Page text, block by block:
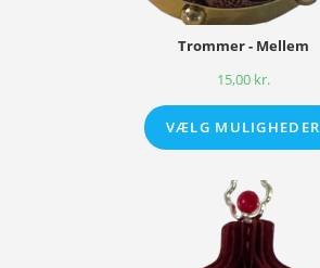
Trommer - Mellem
15,00 kr.
VÆLG MULIGHEDER